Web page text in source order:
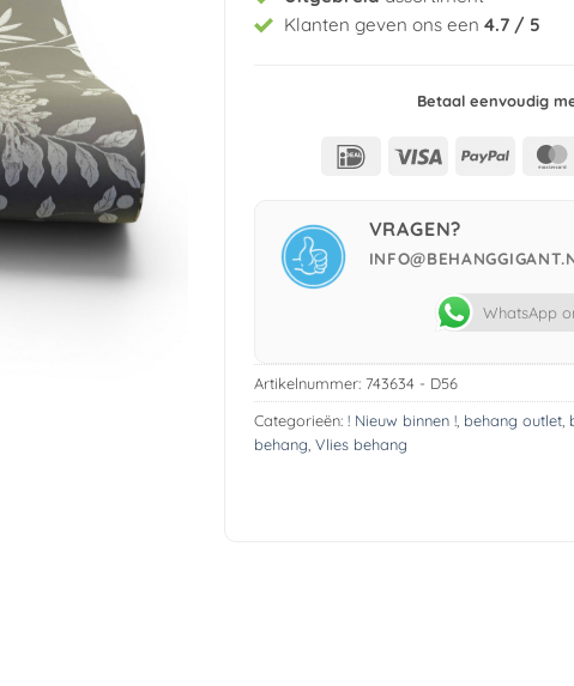
Klanten geven ons een 4.7 / 5
Betaal eenvoudig
IDeal Visa PayPal
VRAGEN?
WhatsApp
Artikelnummer: 743634 - D56
Categorieën: ! Nieuw binnen !, behang outlet,
behang Vlies behang